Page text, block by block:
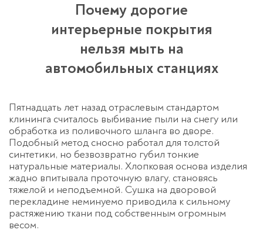
Почему дорогие
интерьерные покрытия
нельзя мыть на
автомобильных станциях
Пятнадцать лет назад отраслевым стандартом
клининга считалось выбивание пыли на снегу или
обработка из поливочного шланга во дворе.
Подобный метод сносно работал для толстой
синтетики, но безвозвратно губил тонкие
натуральные материалы. Хлопковая основа изделия
жадно впитывала проточную влагу, становясь
тяжелой и неподъемной. Сушка на дворовой
перекладине неминуемо приводила к сильному
растяжению ткани под собственным огромным
весом.